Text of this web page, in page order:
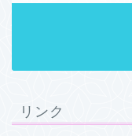
リンク